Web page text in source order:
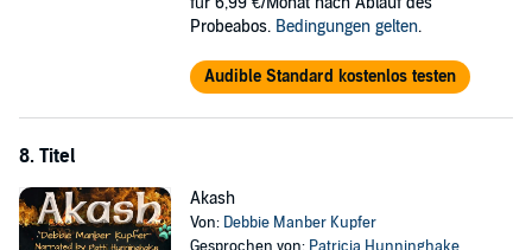
Probeabos. Bedingungen gelten.
Audible Standard kostenlos testen
8. Titel
Akash
Von: Debbie Manber Kupfer